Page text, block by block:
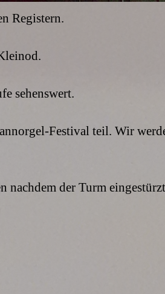
Registern.
sehenswert.
Festival teil. Wir
nachdem der Turm